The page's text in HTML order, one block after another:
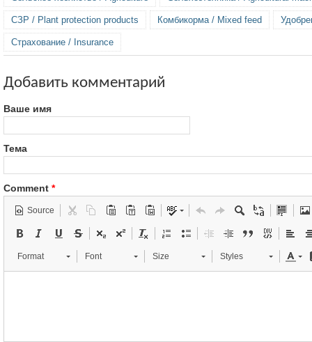
СЗР / Plant protection products Комбикорма / Mixed feed
Страхование / Insurance
Добавить комментарий
Ваше имя
Тема
Comment *
Source
Format Font Size Styles